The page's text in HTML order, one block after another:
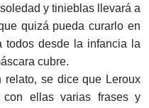
y tinieblas llevará a
quizá pueda curarlo en
todos desde la infancia la
cubre.
relato, se dice que Leroux
con ellas varias frases y